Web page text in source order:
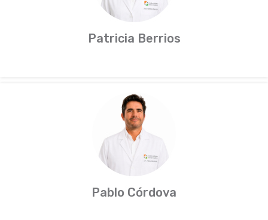
Patricia Berrios
Pablo Córdova